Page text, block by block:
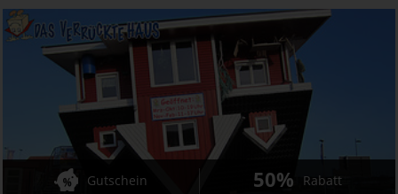
Gutschein 50% Rabatt